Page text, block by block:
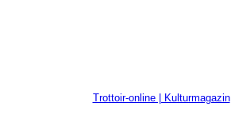
Trottoir-online | Kulturmagazin